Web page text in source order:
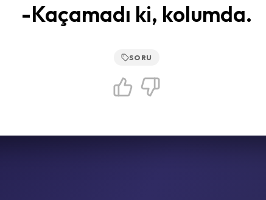
-Kaçamadı ki, kolumda.
SORU